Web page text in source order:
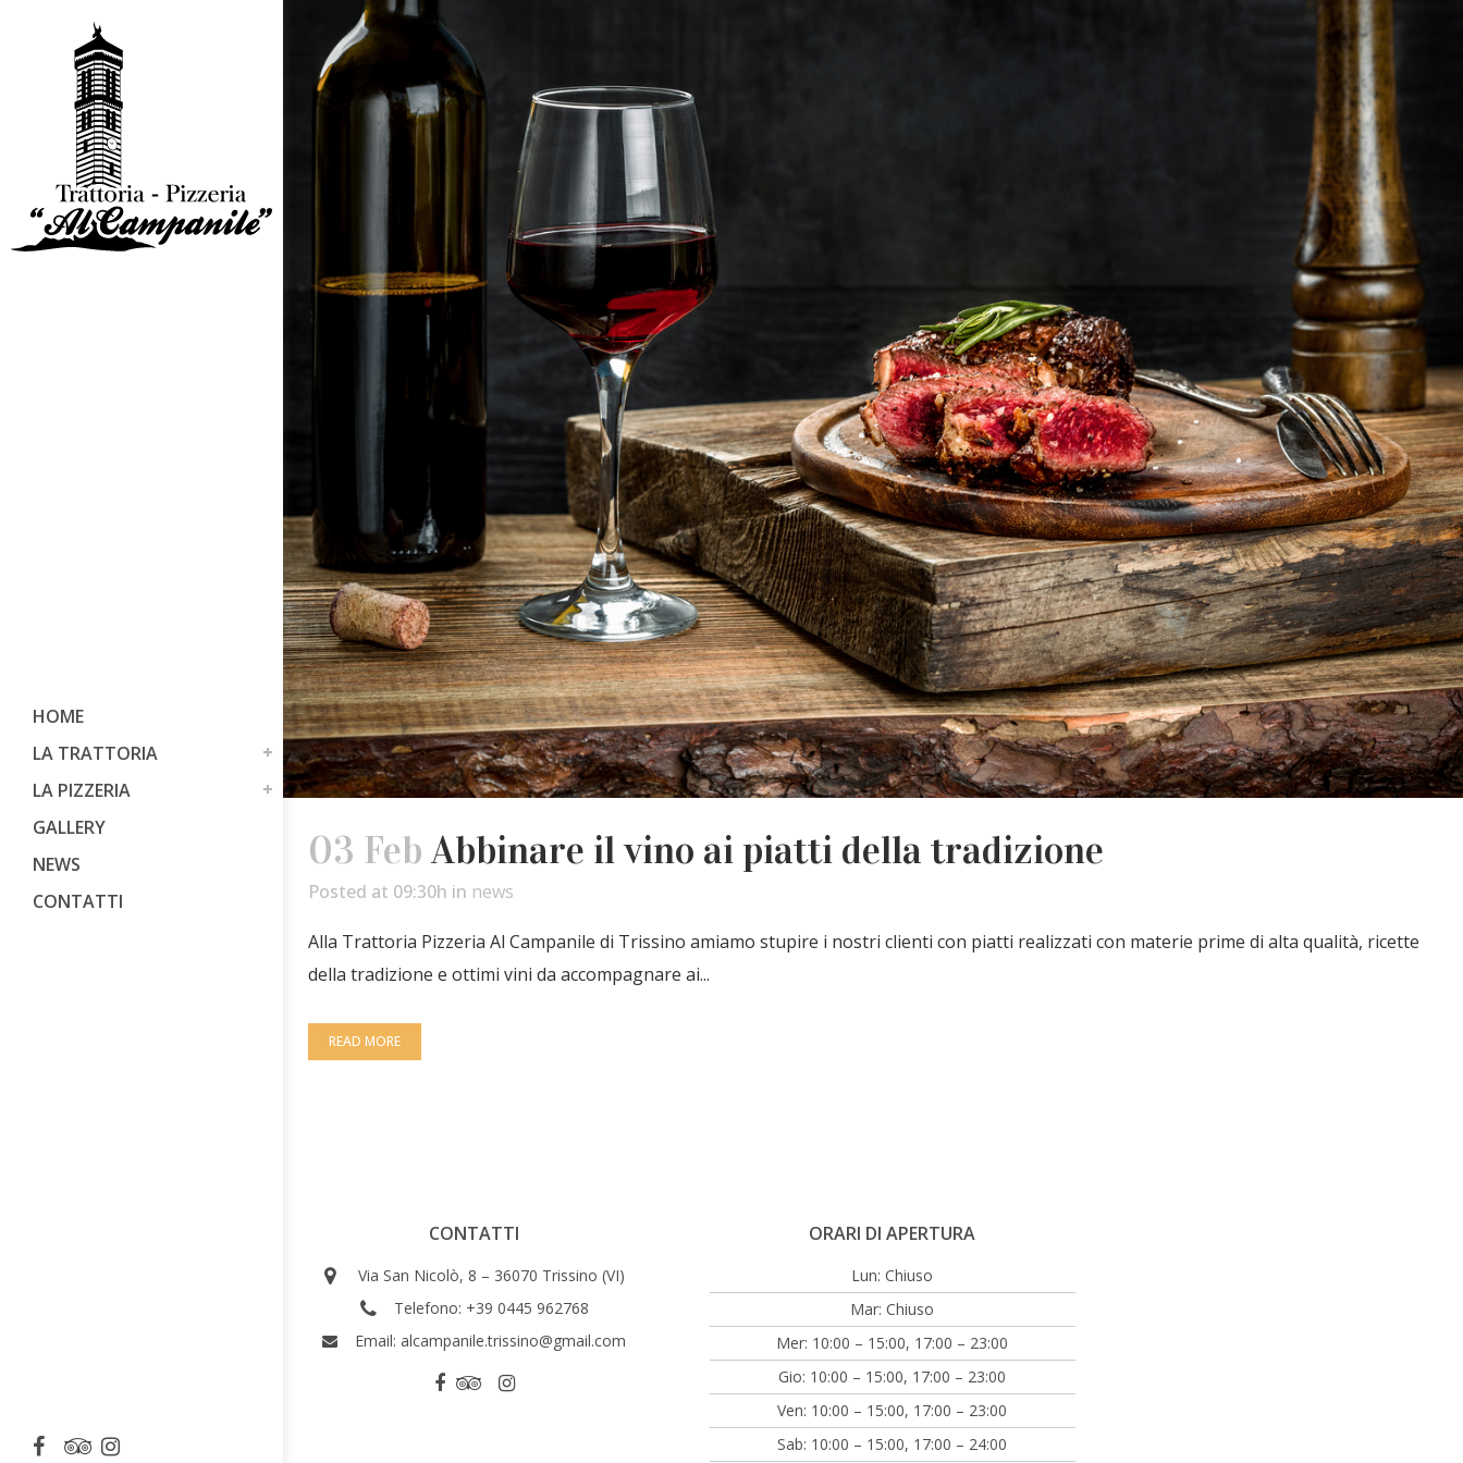
HOME
LA TRATTORIA
LA PIZZERIA
GALLERY
NEWS
CONTATTI
03 Feb Abbinare il vino ai piatti della tradizione
Posted at 09:30h in news
Alla Trattoria Pizzeria Al Campanile di Trissino amiamo stupire i nostri clienti con piatti realizzati con materie prime di alta qualità, ricette
della tradizione e ottimi vini da accompagnare ai...
READ MORE
CONTATTI
Via San Nicolò, 8 – 36070 Trissino (VI)
Telefono: +39 0445 962768
Email: alcampanile.trissino@gmail.com
ORARI DI APERTURA
Lun: Chiuso
Mar: Chiuso
Mer: 10:00 – 15:00, 17:00 – 23:00
Gio: 10:00 – 15:00, 17:00 – 23:00
Ven: 10:00 – 15:00, 17:00 – 23:00
Sab: 10:00 – 15:00, 17:00 – 24:00